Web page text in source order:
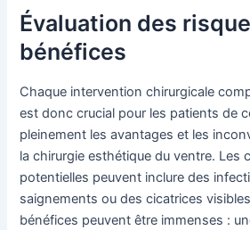
Évaluation des
bénéfices
Chaque intervention chirurgicale
est donc crucial pour les patients de
pleinement les avantages et les
la chirurgie esthétique du ventre. Les
potentielles peuvent inclure des
saignements ou des cicatrices
bénéfices peuvent être immenses :